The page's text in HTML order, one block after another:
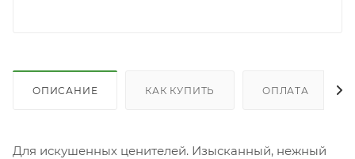
ОПИСАНИЕ КАК КУПИТЬ ОПЛАТА
Для искушенных ценителей. Изысканный, нежный